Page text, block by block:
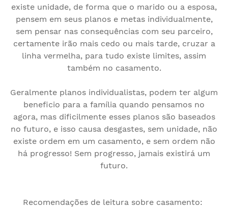
existe unidade, de forma que o marido ou a esposa,
pensem em seus planos e metas individualmente,
sem pensar nas consequências com seu parceiro,
certamente irão mais cedo ou mais tarde, cruzar a
linha vermelha, para tudo existe limites, assim
também no casamento.
Geralmente planos individualistas, podem ter algum
beneficio para a família quando pensamos no
agora, mas dificilmente esses planos são baseados
no futuro, e isso causa desgastes, sem unidade, não
existe ordem em um casamento, e sem ordem não
há progresso! Sem progresso, jamais existirá um
futuro.
Recomendações de leitura sobre casamento: